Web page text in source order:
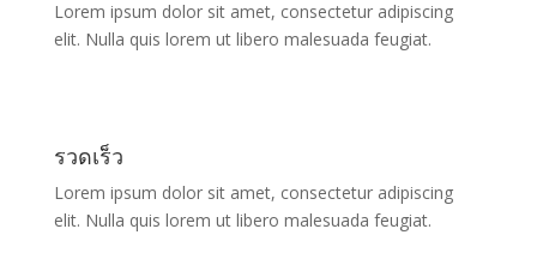
Lorem ipsum dolor sit amet, consectetur adipiscing
elit. Nulla quis lorem ut libero malesuada feugiat.
รวดเร็ว
Lorem ipsum dolor sit amet, consectetur adipiscing
elit. Nulla quis lorem ut libero malesuada feugiat.